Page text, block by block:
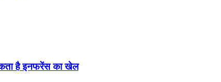
है इनफरेंस का खेल